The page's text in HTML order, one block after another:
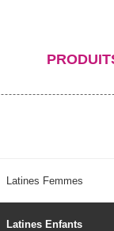
Latines Femmes
Latines Enfants